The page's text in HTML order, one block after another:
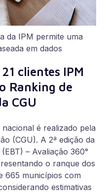
da IPM permite uma
em dados
clientes IPM
Ranking de
CGU
é realizado pela
(CGU). A 2ª edição da
– Avaliação 360°
o ranque dos
665 municípios com
estimativas